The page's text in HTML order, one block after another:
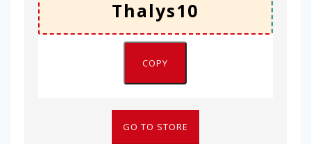
COPY
GO TO STORE